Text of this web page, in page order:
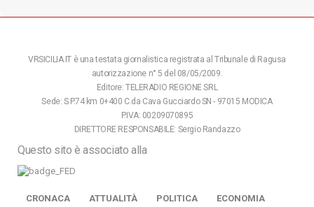
VRSICILIA.IT è una testata giornalistica registrata al Tribunale di Ragusa
autorizzazione n° 5 del 08/05/2009.
Editore: TELERADIO REGIONE SRL
Sede: S.P.74 km 0+400 C.da Cava Gucciardo SN - 97015 MODICA
P.IVA: 00209070895
DIRETTORE RESPONSABILE: Sergio Randazzo
Questo sito è associato alla
CRONACA ATTUALITÀ POLITICA ECONOMIA